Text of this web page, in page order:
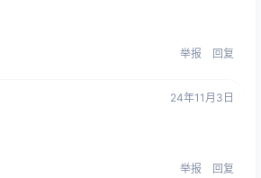
举报 回复
24年11月3日
举报 回复